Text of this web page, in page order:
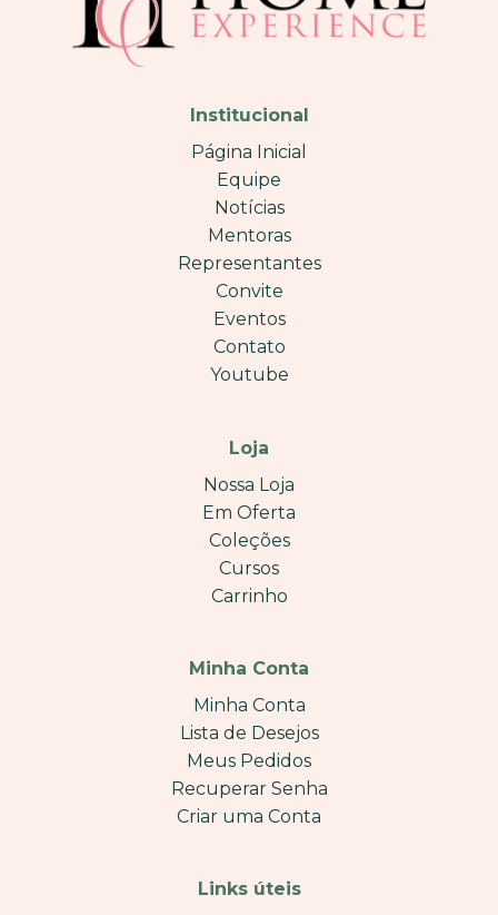
Institucional
Página Inicial
Equipe
Notícias
Mentoras
Representantes
Convite
Eventos
Contato
Youtube
Loja
Nossa Loja
Em Oferta
Coleções
Cursos
Carrinho
Minha Conta
Minha Conta
Lista de Desejos
Meus Pedidos
Recuperar Senha
Criar uma Conta
Links úteis